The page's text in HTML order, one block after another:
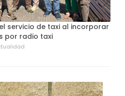
servicio de taxi al incorporar
por radio taxi